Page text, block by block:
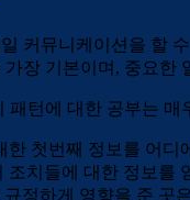
커뮤니케이션을 할
장 기본이며, 중요한
턴에 대한 공부는
첫번째 정보를 어디
치들에 대한 정보를
정하게 영향을 준 곳